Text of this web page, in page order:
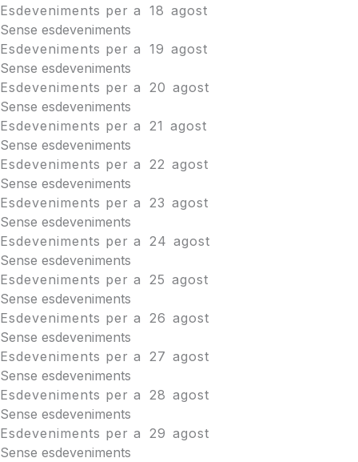
Esdeveniments per a 18 agost
Sense esdeveniments
Esdeveniments per a 19 agost
Sense esdeveniments
Esdeveniments per a
20 agost
Sense esdeveniments
Esdeveniments per a
21 agost
Sense esdeveniments
Esdeveniments per a
22 agost
Sense esdeveniments
Esdeveniments per a
23 agost
Sense esdeveniments
Esdeveniments per a
24 agost
Sense esdeveniments
Esdeveniments per a
25 agost
Sense esdeveniments
Esdeveniments per a
26 agost
Sense esdeveniments
Esdeveniments per a
27 agost
Sense esdeveniments
Esdeveniments per a
28 agost
Sense esdeveniments
Esdeveniments per a
29 agost
Sense esdeveniments